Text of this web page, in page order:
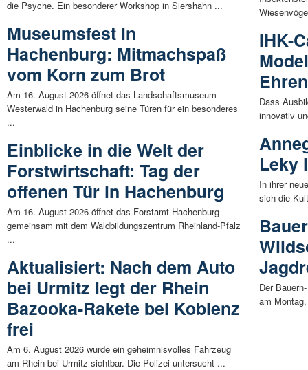
die Psyche. Ein besonderer Workshop in Siershahn ...
Museumsfest in
Hachenburg: Mitmachspaß
vom Korn zum Brot
Am 16. August 2026 öffnet das Landschaftsmuseum
Westerwald in Hachenburg seine Türen für ein besonderes
...
Einblicke in die Welt der
Forstwirtschaft: Tag der
offenen Tür in Hachenburg
Am 16. August 2026 öffnet das Forstamt Hachenburg
gemeinsam mit dem Waldbildungszentrum Rheinland-Pfalz
...
Aktualisiert: Nach dem Auto
bei Urmitz legt der Rhein
Bazooka-Rakete bei Koblenz
frei
Am 6. August 2026 wurde ein geheimnisvolles Fahrzeug
am Rhein bei Urmitz sichtbar. Die Polizei untersucht ...
IHK-
Dass
innovativ
Leky
In ihrer
sich die
Der
am